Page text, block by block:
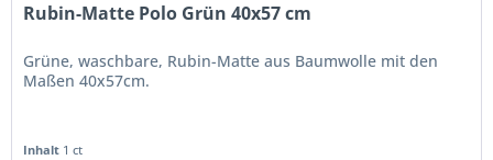
Rubin-Matte Polo Grün 40x57 cm
Grüne, waschbare, Rubin-Matte aus Baumwolle mit den
Maßen 40x57cm.
Inhalt 1 ct